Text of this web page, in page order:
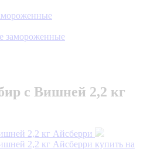
замороженные
с Вишней 2,2 кг